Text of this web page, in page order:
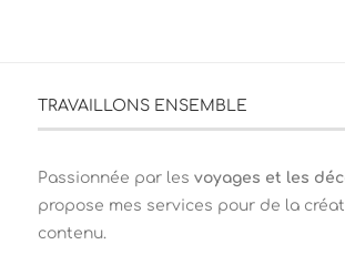
TRAVAILLONS ENSEMBLE
Passionnée par les voyages et les
propose mes services pour de la
contenu.